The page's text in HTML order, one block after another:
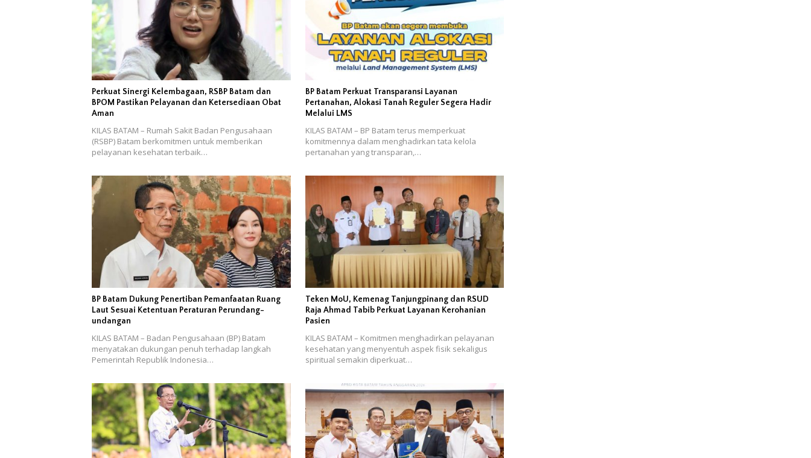
Perkuat Sinergi Kelembagaan, RSBP Batam dan
BPOM Pastikan Pelayanan dan Ketersediaan Obat
Aman
KILAS BATAM – Rumah Sakit Badan Pengusahaan
(RSBP) Batam berkomitmen untuk memberikan
pelayanan kesehatan terbaik…
BP Batam Perkuat Transparansi Layanan
Pertanahan, Alokasi Tanah Reguler Segera Hadir
Melalui LMS
KILAS BATAM – BP Batam terus memperkuat
komitmennya dalam menghadirkan tata kelola
pertanahan yang transparan,…
BP Batam Dukung Penertiban Pemanfaatan Ruang
Laut Sesuai Ketentuan Peraturan Perundang-
undangan
KILAS BATAM – Badan Pengusahaan (BP) Batam
menyatakan dukungan penuh terhadap langkah
Pemerintah Republik Indonesia…
Teken MoU, Kemenag Tanjungpinang dan RSUD
Raja Ahmad Tabib Perkuat Layanan Kerohanian
Pasien
KILAS BATAM – Komitmen menghadirkan pelayanan
kesehatan yang menyentuh aspek fisik sekaligus
spiritual semakin diperkuat…